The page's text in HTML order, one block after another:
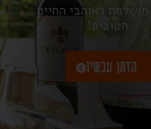
לאוהבי החיים
הטובים!
הזמן עכשיו